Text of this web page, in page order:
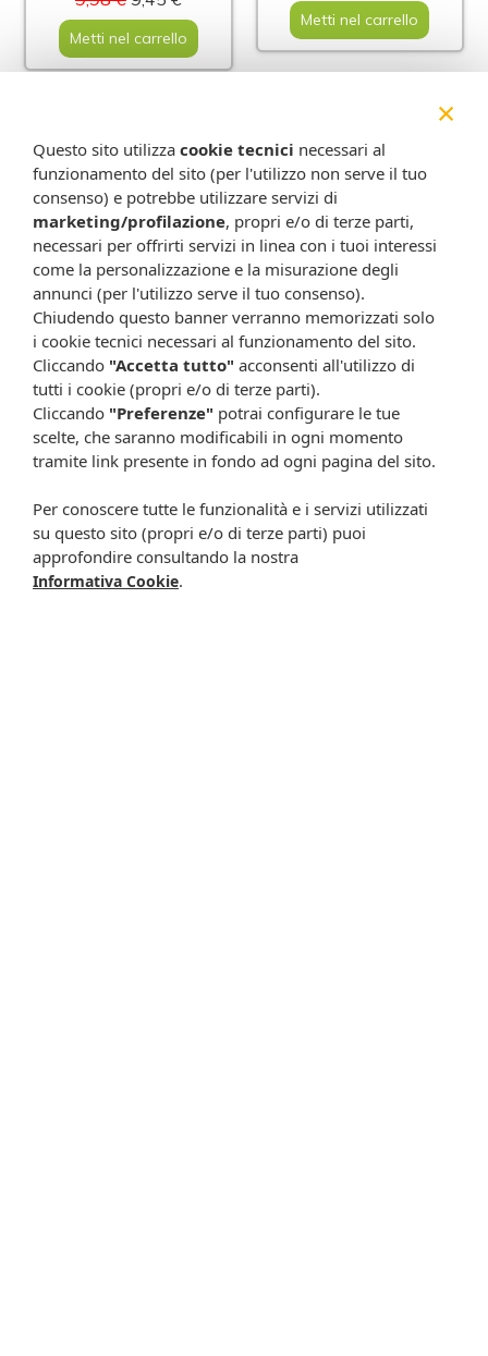
Metti nel carrello
Metti nel carrello
Pediatre dha 5ml
22,50 €19,68 €
Metti nel carrello
-20%
Actenacol gocce 12ml
14,50 € 11,60 €
Metti nel carrello
-5%
×
Questo sito utilizza cookie tecnici necessari al
funzionamento del sito (per l'utilizzo non serve il tuo
consenso) e potrebbe utilizzare servizi di
marketing/profilazione, propri e/o di terze parti,
necessari per offrirti servizi in linea con i tuoi interessi
come la personalizzazione e la misurazione degli
annunci (per l'utilizzo serve il tuo consenso).
Chiudendo questo banner verranno memorizzati solo
i cookie tecnici necessari al funzionamento del sito.
Cliccando "Accetta tutto" acconsenti all'utilizzo di
tutti i cookie (propri e/o di terze parti).
Cliccando "Preferenze" potrai configurare le tue
scelte, che saranno modificabili in ogni momento
tramite link presente in fondo ad ogni pagina del sito.
Per conoscere tutte le funzionalità e i servizi utilizzati
su questo sito (propri e/o di terze parti) puoi
approfondire consultando la nostra
Informativa Cookie.